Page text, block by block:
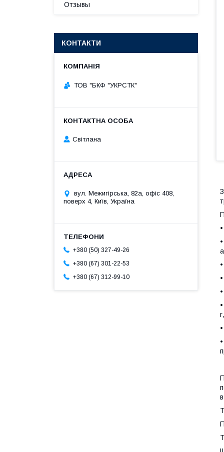
Отзывы
КОНТАКТИ
ТОВ "БКФ "УКРСТК"
Світлана
вул. Межигірська, 82а, офіс 408,
поверх 4, Київ, Україна
+380 (50) 327-49-26
+380 (67) 301-22-53
+380 (67) 312-99-10